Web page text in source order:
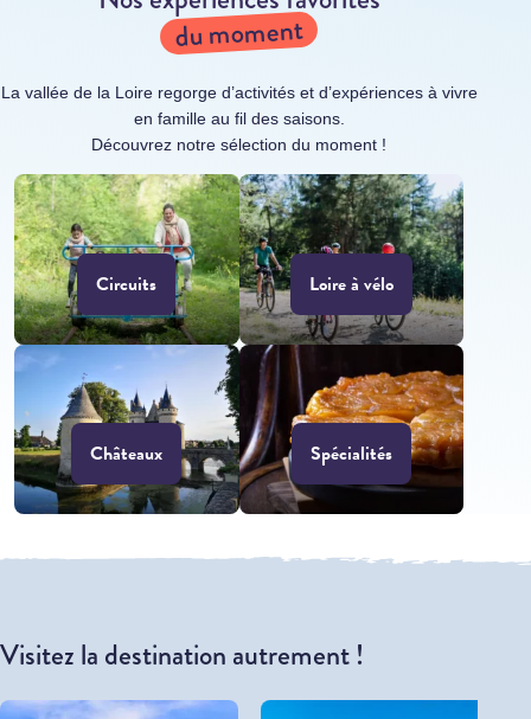
du moment
La vallée de la Loire regorge d’activités et d’expériences à vivre
en famille au fil des saisons.
Découvrez notre sélection du moment !
Circuits Loire à vélo
Châteaux Spécialités
Visitez la destination autrement !